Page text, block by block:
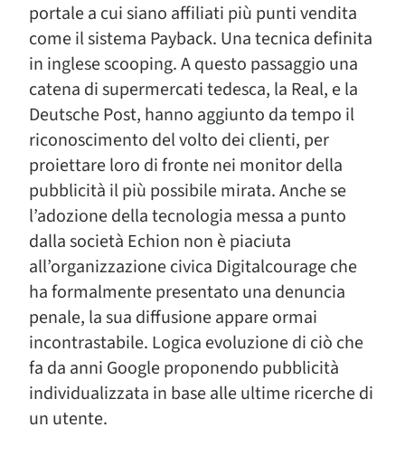
portale a cui siano affiliati più punti vendita
come il sistema Payback. Una tecnica definita
in inglese scooping. A questo passaggio una
catena di supermercati tedesca, la Real, e la
Deutsche Post, hanno aggiunto da tempo il
riconoscimento del volto dei clienti, per
proiettare loro di fronte nei monitor della
pubblicità il più possibile mirata. Anche se
l’adozione della tecnologia messa a punto
dalla società Echion non è piaciuta
all’organizzazione civica Digitalcourage che
ha formalmente presentato una denuncia
penale, la sua diffusione appare ormai
incontrastabile. Logica evoluzione di ciò che
fa da anni Google proponendo pubblicità
individualizzata in base alle ultime ricerche di
un utente.